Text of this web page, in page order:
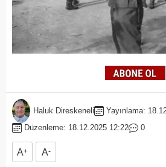
Haluk Direskeneli
Yayınlama:
Düzenleme: 18.12.2025 12:22
0
A+ A-